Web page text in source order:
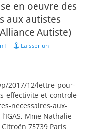
en oeuvre des
aux autistes
Autiste)
Laisser un
2017/12/lettre-pour-
effectivite-et-controle-
necessaires-aux-
Mme Nathalie
75739 Paris